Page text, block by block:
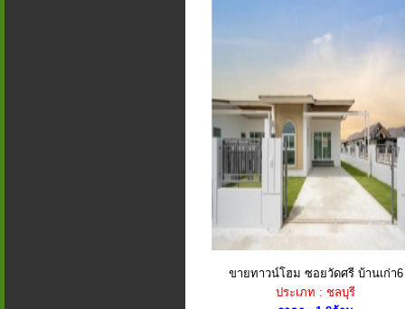
ขายทาวน์โฮม ซอยวัดศรี บ้านเก่า6
ประเภท : ชลบุรี